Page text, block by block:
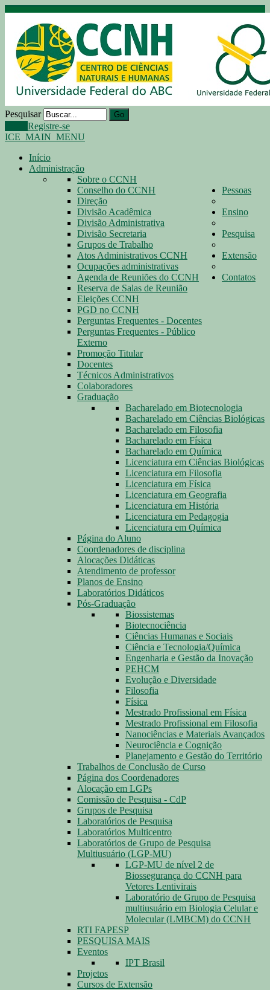
Pesquisar Go
Registre-se
ICE_MAIN_MENU
Início
Administração
Sobre o CCNH
Conselho do CCNH
Direção
Divisão Acadêmica
Divisão Administrativa
Divisão Secretaria
Grupos de Trabalho
Atos Administrativos CCNH
Ocupações administrativas
Agenda de Reuniões do CCNH
Reserva de Salas de Reunião
Eleições CCNH
PGD no CCNH
Perguntas Frequentes - Docentes
Perguntas Frequentes - Público
Externo
Promoção Titular
Pessoas
Docentes
Técnicos Administrativos
Colaboradores
Ensino
Graduação
Bacharelado em Biotecnologia
Bacharelado em Ciências Biológicas
Bacharelado em Filosofia
Bacharelado em Física
Bacharelado em Química
Licenciatura em Ciências Biológicas
Licenciatura em Filosofia
Licenciatura em Física
Licenciatura em Geografia
Licenciatura em História
Licenciatura em Pedagogia
Licenciatura em Química
Página do Aluno
Coordenadores de disciplina
Alocações Didáticas
Atendimento de professor
Planos de Ensino
Laboratórios Didáticos
Pós-Graduação
Biossistemas
Biotecnociência
Ciências Humanas e Sociais
Ciência e Tecnologia/Química
Engenharia e Gestão da Inovação
PEHCM
Evolução e Diversidade
Filosofia
Física
Mestrado Profissional em Física
Mestrado Profissional em Filosofia
Nanociências e Materiais Avançados
Neurociência e Cognição
Planejamento e Gestão do Território
Trabalhos de Conclusão de Curso
Página dos Coordenadores
Pesquisa
Alocação em LGPs
Comissão de Pesquisa - CdP
Grupos de Pesquisa
Laboratórios de Pesquisa
Laboratórios Multicentro
Laboratórios de Grupo de Pesquisa
Multiusuário (LGP-MU)
LGP-MU de nível 2 de
Biossegurança do CCNH para
Vetores Lentivirais
Laboratório de Grupo de Pesquisa
multiusuário em Biologia Celular e
Molecular (LMBCM) do CCNH
RTI FAPESP
PESQUISA MAIS
Extensão
Eventos
IPT Brasil
Projetos
Cursos de Extensão
Contatos